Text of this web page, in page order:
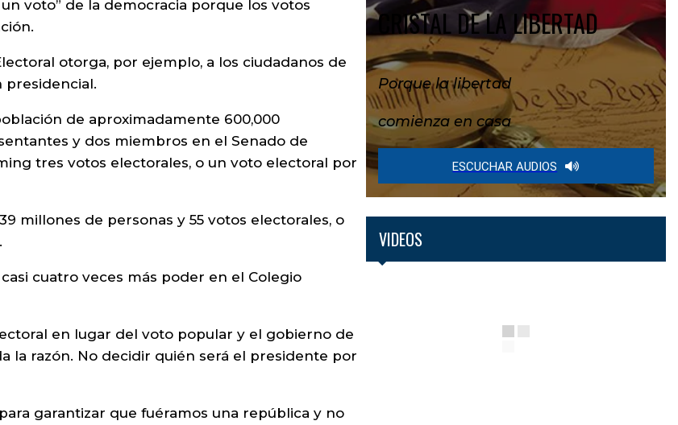
voto” de la democracia porque los votos
otorga, por ejemplo, a los ciudadanos de
presidencial.
de aproximadamente 600,000
y dos miembros en el Senado de
tres votos electorales, o un voto electoral por
millones de personas y 55 votos electorales, o
cuatro veces más poder en el Colegio
en lugar del voto popular y el gobierno de
la razón. No decidir quién será el presidente por
garantizar que fuéramos una república y no
CRISTAL DE LA LIBERTAD
Porque la libertad
comienza en casa
ESCUCHAR AUDIOS
VIDEOS